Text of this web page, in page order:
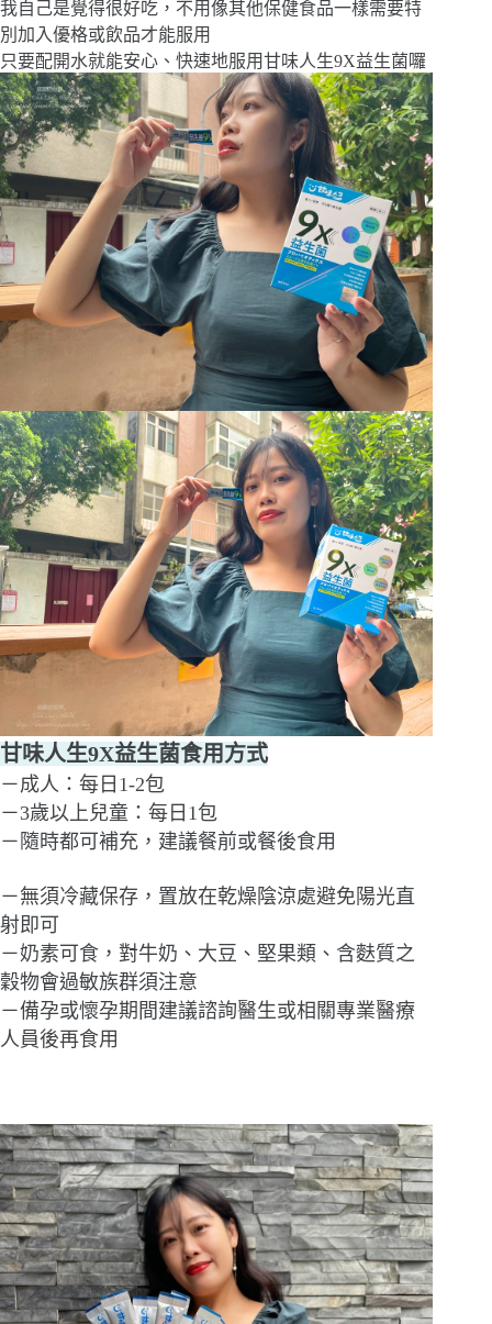
我自己是覺得很好吃，不用像其他保健食品一樣需要特
別加入優格或飲品才能服用
只要配開水就能安心、快速地服用甘味人生9X益生菌囉
甘味人生9X益生菌食用方式
－成人：每日1-2包
－3歲以上兒童：每日1包
－隨時都可補充，建議餐前或餐後食用
－無須冷藏保存，置放在乾燥陰涼處避免陽光直
射即可
－奶素可食，對牛奶、大豆、堅果類、含麩質之
穀物會過敏族群須注意
－備孕或懷孕期間建議諮詢醫生或相關專業醫療
人員後再食用